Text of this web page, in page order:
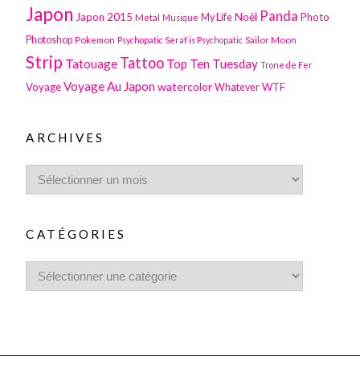
Japon Japon 2015 Metal Musique My Life Noël Panda Photo
Photoshop Pokemon Psychopatic Seraf is Psychopatic Sailor Moon
Strip Tatouage Tattoo Top Ten Tuesday Trone de Fer
Voyage Voyage Au Japon watercolor Whatever WTF
ARCHIVES
CATÉGORIES